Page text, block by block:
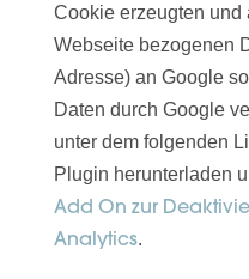
Cookie erzeugten und
Webseite bezogenen
Adresse) an Google
Daten durch Google
unter dem folgenden
Plugin herunterladen
Add On zur
Analytics.